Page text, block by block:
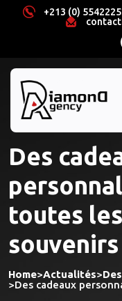
+213 (0)
Des
toutes
Home>Actualités>
>Des cadeaux